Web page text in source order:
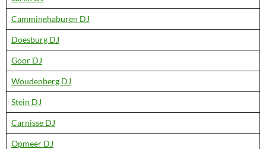
Camminghaburen DJ
Doesburg DJ
Goor DJ
Woudenberg DJ
Stein DJ
Carnisse DJ
Opmeer DJ